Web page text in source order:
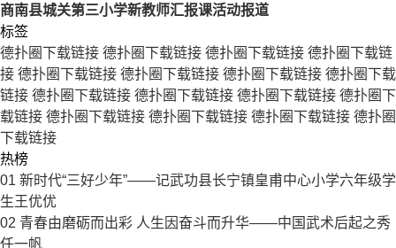
商南县城关第三小学新教师汇报课活动报道
标签
德扑圈下载链接 德扑圈下载链接 德扑圈下载链接 德扑圈下载链
接 德扑圈下载链接 德扑圈下载链接 德扑圈下载链接 德扑圈下载
链接 德扑圈下载链接 德扑圈下载链接 德扑圈下载链接 德扑圈下
载链接 德扑圈下载链接 德扑圈下载链接 德扑圈下载链接 德扑圈
下载链接
热榜
01 新时代“三好少年”——记武功县长宁镇皇甫中心小学六年级学
生王优优
02 青春由磨砺而出彩 人生因奋斗而升华——中国武术后起之秀
任一帆